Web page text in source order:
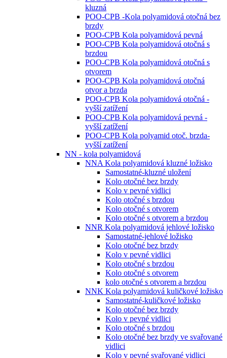
kluzná
POO-CPB -Kola polyamidová otočná bez
brzdy
POO-CPB Kola polyamidová pevná
POO-CPB Kola polyamidová otočná s
brzdou
POO-CPB Kola polyamidová otočná s
otvorem
POO-CPB Kola polyamidová otočná
otvor a brzda
POO-CPB Kola polyamidová otočná -
vyšší zatížení
POO-CPB Kola polyamidová pevná -
vyšší zatížení
POO-CPB Kola polyamid otoč. brzda-
vyšší zatížení
NN - kola polyamidová
NNA Kola polyamidová kluzné ložisko
Samostatné-kluzné uložení
Kolo otočné bez brzdy
Kolo v pevné vidlici
Kolo otočné s brzdou
Kolo otočné s otvorem
Kolo otočné s otvorem a brzdou
NNR Kola polyamidová jehlové ložisko
Samostatné-jehlové ložisko
Kolo otočné bez brzdy
Kolo v pevné vidlici
Kolo otočné s brzdou
Kolo otočné s otvorem
kolo otočné s otvorem a brzdou
NNK Kola polyamidová kuličkové ložisko
Samostatné-kuličkové ložisko
Kolo otočné bez brzdy
Kolo v pevné vidlici
Kolo otočné s brzdou
Kolo otočné bez brzdy ve svařované
vidlici
Kolo v pevné svařované vidlici